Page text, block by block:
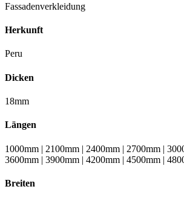
Fassadenverkleidung
Herkunft
Peru
Dicken
18mm
Längen
1000mm | 2100mm | 2400mm | 2700mm |
3600mm | 3900mm | 4200mm | 4500mm |
Breiten